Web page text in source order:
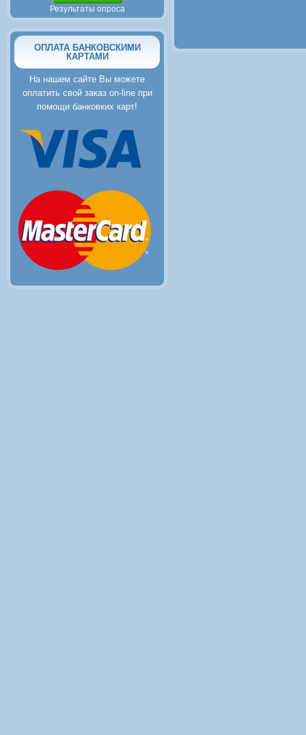
Результаты опроса
ОПЛАТА БАНКОВСКИМИ
КАРТАМИ
На нашем сайте Вы можете
оплатить свой заказ on-line при
помощи банковких карт!